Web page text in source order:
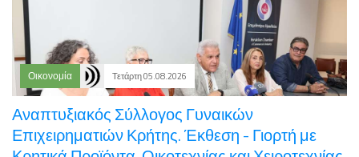
Οικονομία
Αναπτυξιακός Σύλλογος Γυναικών
Επιχειρηματιών Κρήτης. Έκθεση - Γιορτή με
Κρητικά Προϊόντα, Οικοτεχνίας και Χειροτεχνίας
στο ΔΕΚΚ (vid)